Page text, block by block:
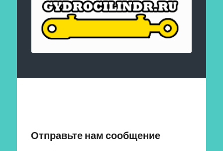
Отправьте нам сообщение